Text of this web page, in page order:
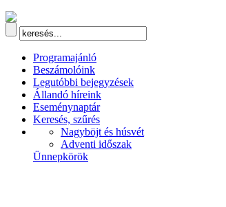
Programajánló
Beszámolóink
Legutóbbi bejegyzések
Állandó híreink
Eseménynaptár
Keresés, szűrés
Nagyböjt és húsvét
Adventi időszak
Ünnepkörök